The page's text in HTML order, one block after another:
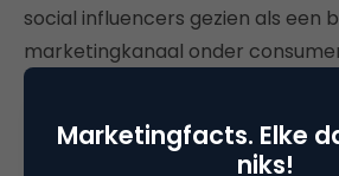
social influencers gezien als een
marketingkanaal onder
Wees het merk waar
Keuze, fragmentatie en toegang
Marketingfacts. Elke
niks!